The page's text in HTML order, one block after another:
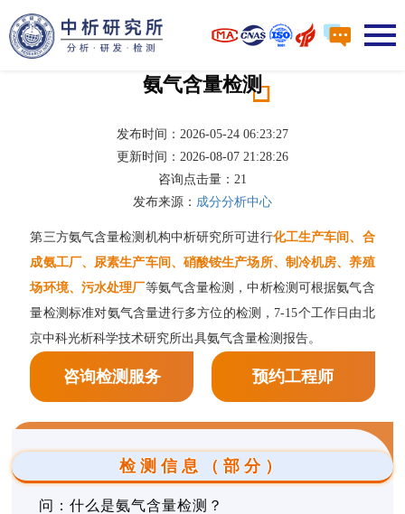
氨气含量检测
发布时间：2026-05-24 06:23:27
更新时间：2026-08-07 21:28:26
咨询点击量： 21
发布来源： 成分分析中心
第三方氨气含量检测机构中析研究所可进行化工生产车间、合
成氨工厂、尿素生产车间、硝酸铵生产场所、制冷机房、养殖
场环境、污水处理厂等氨气含量检测，中析检测可根据氨气含
量检测标准对氨气含量进行多方位的检测，7-15个工作日由北
京中科光析科学技术研究所出具氨气含量检测报告。
咨询检测服务 预约工程师
检测信息（部分）
问：什么是氨气含量检测？